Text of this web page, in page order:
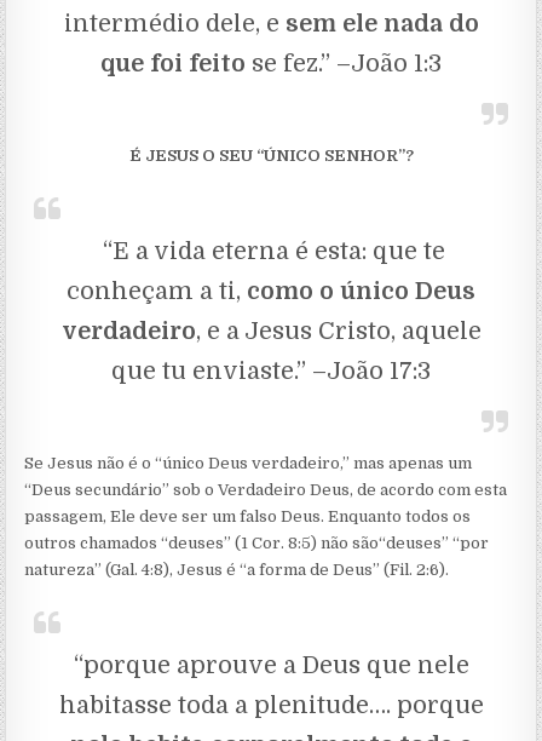
intermédio dele, e sem ele nada do
que foi feito se fez.” –João 1:3
É JESUS O SEU “ÚNICO SENHOR”?
“E a vida eterna é esta: que te
conheçam a ti, como o único Deus
verdadeiro, e a Jesus Cristo, aquele
que tu enviaste.” –João 17:3
Se Jesus não é o “único Deus verdadeiro,” mas apenas um
“Deus secundário” sob o Verdadeiro Deus, de acordo com esta
passagem, Ele deve ser um falso Deus. Enquanto todos os
outros chamados “deuses” (1 Cor. 8:5) não são“deuses” “por
natureza” (Gal. 4:8), Jesus é “a forma de Deus” (Fil. 2:6).
“porque aprouve a Deus que nele
habitasse toda a plenitude…. porque